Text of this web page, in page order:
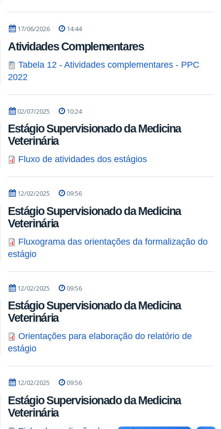
17/06/2026 14:44
Atividades Complementares
Tabela 12 - Atividades complementares - PPC
2022
02/07/2025 10:24
Estágio Supervisionado da Medicina
Veterinária
Fluxo de atividades dos estágios
12/02/2025 09:56
Estágio Supervisionado da Medicina
Veterinária
Fluxograma das orientações da formalização do
estágio
12/02/2025 09:56
Estágio Supervisionado da Medicina
Veterinária
Orientações para elaboração do relatório de
estágio
12/02/2025 09:56
Estágio Supervisionado da Medicina
Veterinária